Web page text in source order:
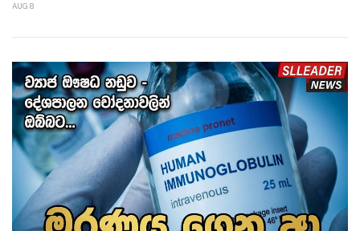
AUG 8